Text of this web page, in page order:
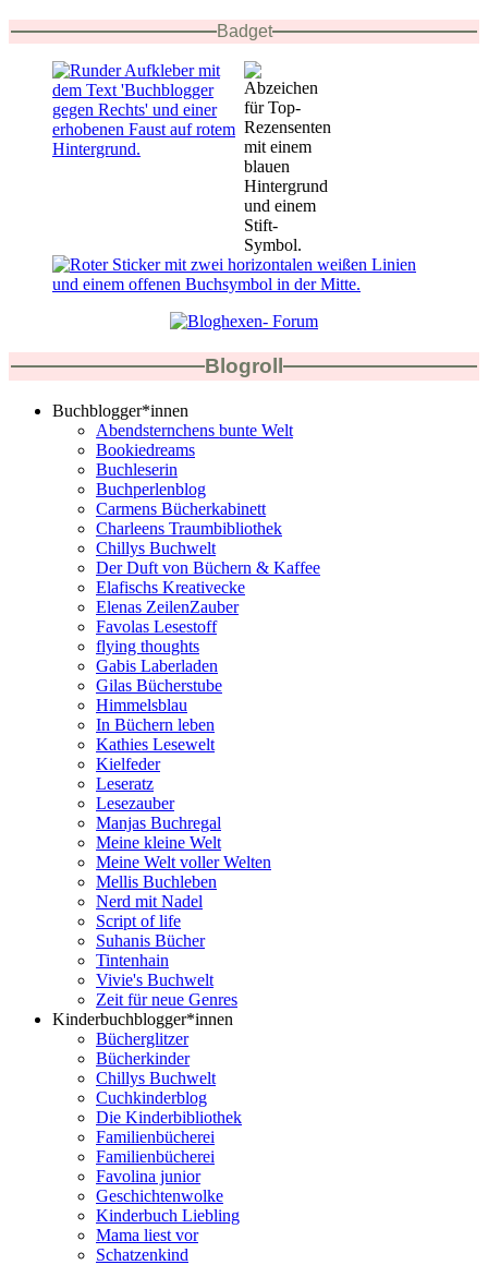
Badget
Blogroll
Buchblogger*innen
Abendsternchens bunte Welt
Bookiedreams
Buchleserin
Buchperlenblog
Carmens Bücherkabinett
Charleens Traumbibliothek
Chillys Buchwelt
Der Duft von Büchern & Kaffee
Elafischs Kreativecke
Elenas ZeilenZauber
Favolas Lesestoff
flying thoughts
Gabis Laberladen
Gilas Bücherstube
Himmelsblau
In Büchern leben
Kathies Lesewelt
Kielfeder
Leseratz
Lesezauber
Manjas Buchregal
Meine kleine Welt
Meine Welt voller Welten
Mellis Buchleben
Nerd mit Nadel
Script of life
Suhanis Bücher
Tintenhain
Vivie's Buchwelt
Zeit für neue Genres
Kinderbuchblogger*innen
Bücherglitzer
Bücherkinder
Chillys Buchwelt
Cuchkinderblog
Die Kinderbibliothek
Familienbücherei
Familienbücherei
Favolina junior
Geschichtenwolke
Kinderbuch Liebling
Mama liest vor
Schatzenkind